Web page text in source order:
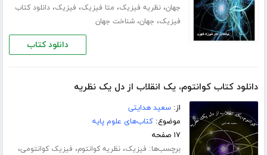
جهان،نظریه فیزیک، متا فیزیک، فیزیک،دانلود کتاب
فیزیک، جهان،شناخت جهان
دانلود کتاب
دانلود کتاب کوانتوم، یک انقلاب از دل یک نظریه
از:سعید هدایتی
موضوع:کتاب‌های علوم پایه
۱۷ صفحه
برچسب‌ها: فیزیک،نظریه کوانتوم، فیزیک کوانتومی،